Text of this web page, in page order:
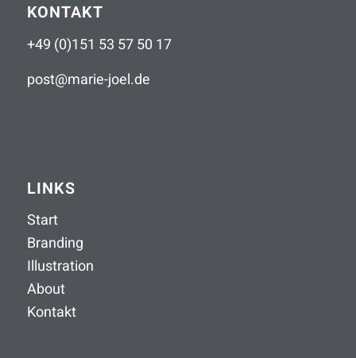
KONTAKT
+49 (0)151 53 57 50 17
post@marie-joel.de
LINKS
Start
Branding
Illustration
About
Kontakt